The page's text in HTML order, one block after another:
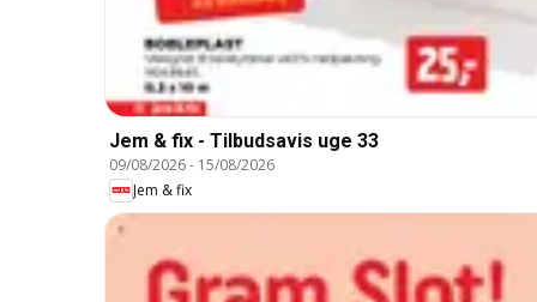
Jem & fix - Tilbudsavis uge 33
09/08/2026- 15/08/2026
Jem & fix